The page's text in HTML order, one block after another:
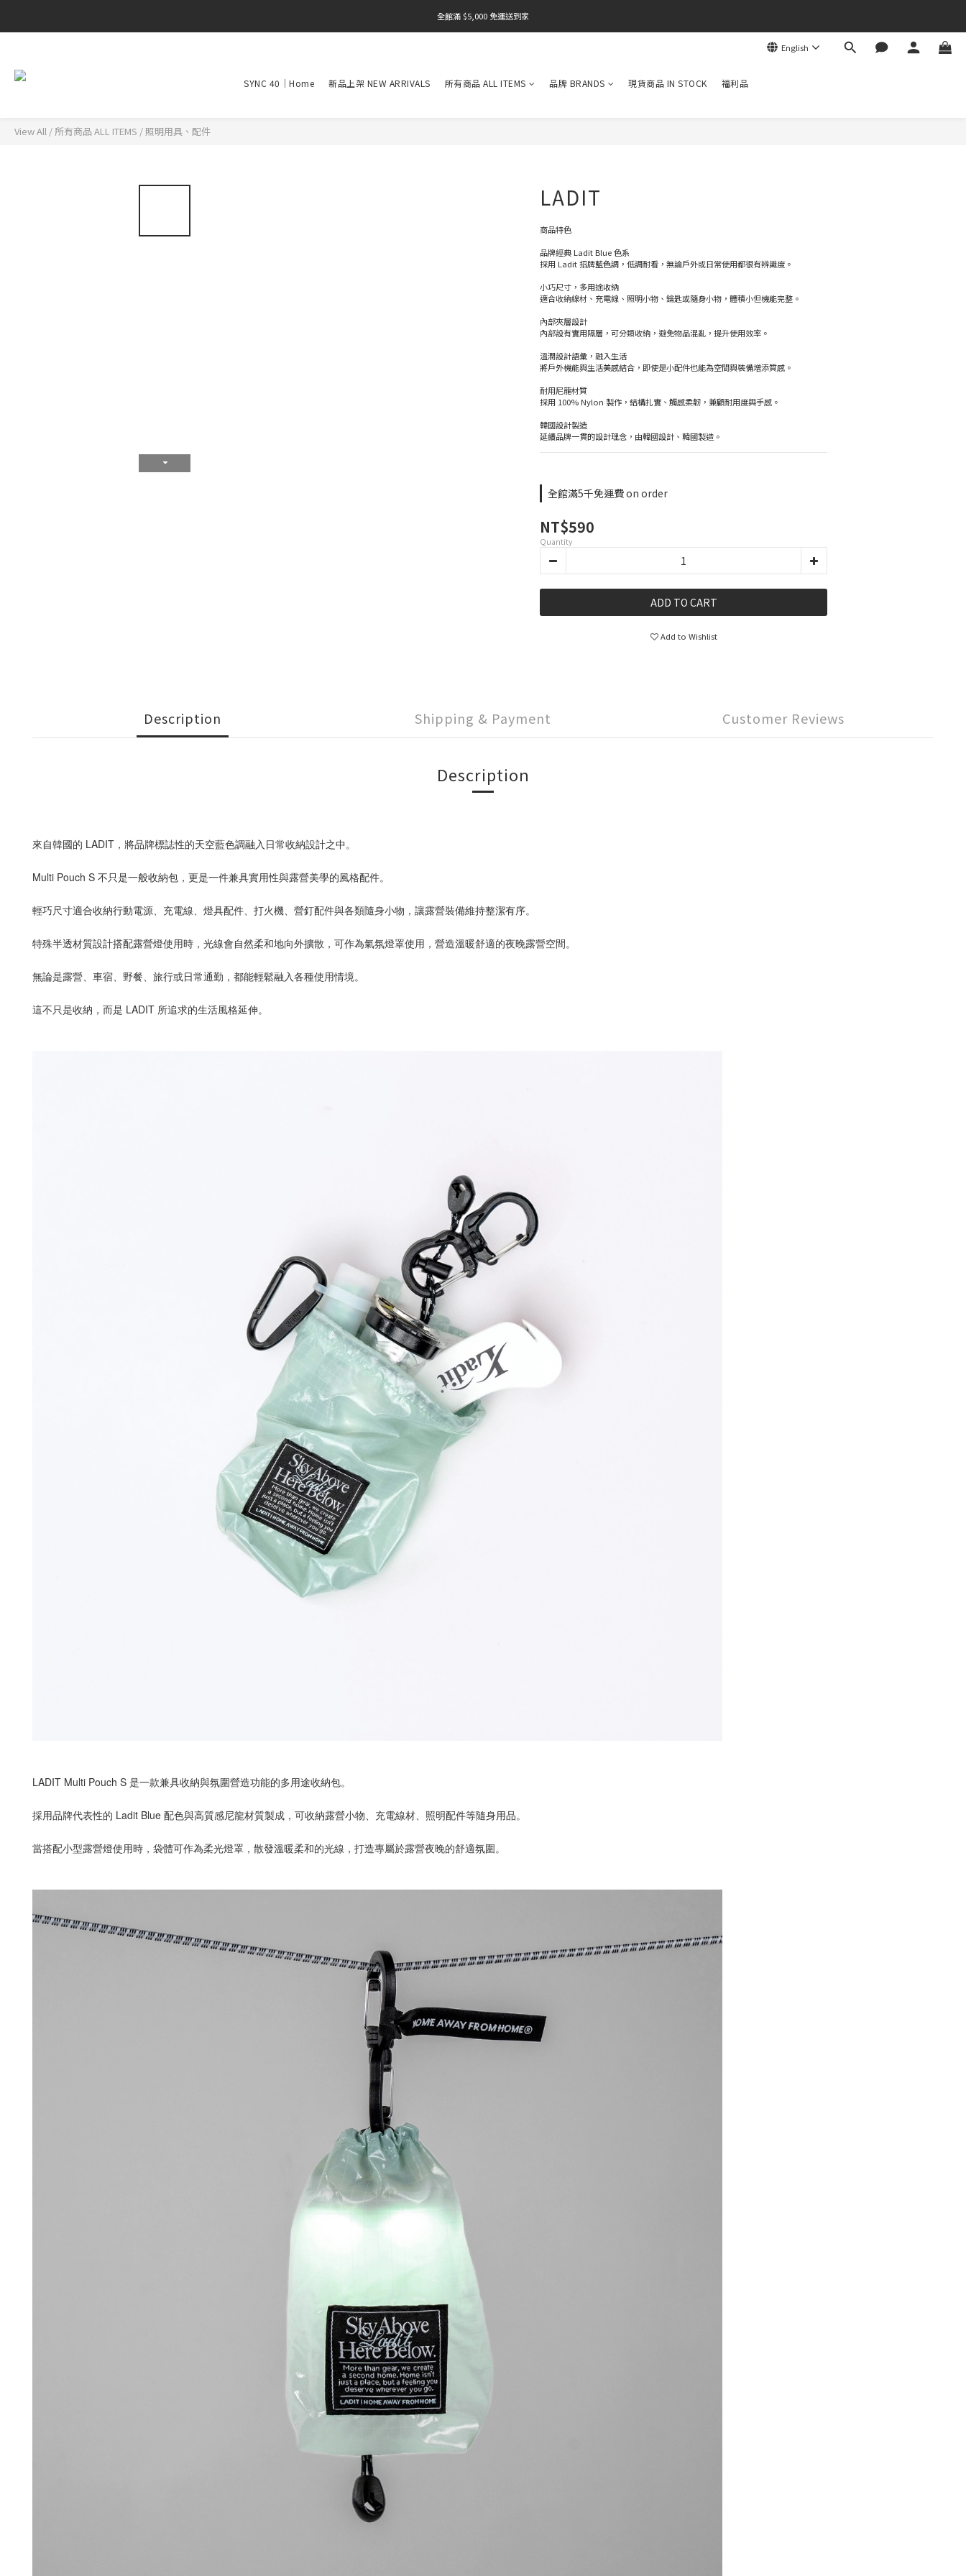
全館滿 $5,000 免運送到家
全館滿 $5,000 免運送到家
English
SYNC 40｜Home 新品上架 NEW ARRIVALS 所有商品 ALL ITEMS 品牌 BRANDS 現貨商品 IN STOCK 福利品
View All / 所有商品 ALL ITEMS / 照明用具、配件
LADIT
商品特色
品牌經典 Ladit Blue 色系
採用 Ladit 招牌藍色調，低調耐看，無論戶外或日常使用都很有辨識度。
小巧尺寸，多用途收納
適合收納線材、充電線、照明小物、鑰匙或隨身小物，體積小但機能完整。
內部夾層設計
內部設有實用隔層，可分類收納，避免物品混亂，提升使用效率。
溫潤設計語彙，融入生活
將戶外機能與生活美感結合，即使是小配件也能為空間與裝備增添質感。
耐用尼龍材質
採用 100% Nylon 製作，結構扎實、觸感柔韌，兼顧耐用度與手感。
韓國設計製造
延續品牌一貫的設計理念，由韓國設計、韓國製造。
全館滿5千免運費 on order
NT$590
Quantity
ADD TO CART
Add to Wishlist
Description Shipping & Payment Customer Reviews
Description
來自韓國的 LADIT，將品牌標誌性的天空藍色調融入日常收納設計之中。
Multi Pouch S 不只是一般收納包，更是一件兼具實用性與露營美學的風格配件。
輕巧尺寸適合收納行動電源、充電線、燈具配件、打火機、營釘配件與各類隨身小物，讓露營裝備維持整潔有序。
特殊半透材質設計搭配露營燈使用時，光線會自然柔和地向外擴散，可作為氣氛燈罩使用，營造溫暖舒適的夜晚露營空間。
無論是露營、車宿、野餐、旅行或日常通勤，都能輕鬆融入各種使用情境。
這不只是收納，而是 LADIT 所追求的生活風格延伸。
LADIT Multi Pouch S 是一款兼具收納與氛圍營造功能的多用途收納包。
採用品牌代表性的 Ladit Blue 配色與高質感尼龍材質製成，可收納露營小物、充電線材、照明配件等隨身用品。
當搭配小型露營燈使用時，袋體可作為柔光燈罩，散發溫暖柔和的光線，打造專屬於露營夜晚的舒適氛圍。